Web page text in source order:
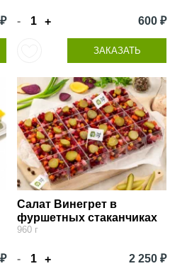
- + 600 ₽
ЗАКАЗАТЬ
Салат Винегрет в
фуршетных стаканчиках
960 г
- + 2 250 ₽